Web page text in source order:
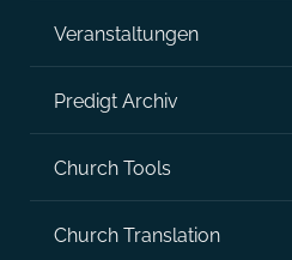
Veranstaltungen
Predigt Archiv
Church Tools
Church Translation